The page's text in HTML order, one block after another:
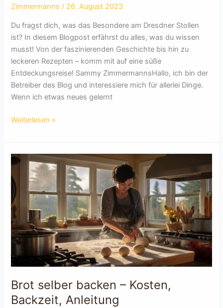
Zimmermanns/ 26. August 2023
Du fragst dich, was das Besondere am Dresdner Stollen
ist? In diesem Blogpost erfährst du alles, was du wissen
musst! Von der faszinierenden Geschichte bis hin zu
leckeren Rezepten – komm mit auf eine süße
Entdeckungsreise! Sammy ZimmermannsHallo, ich bin der
Betreiber des Blog und interessiere mich für allerlei Dinge.
Wenn ich etwas neues gelernt
Das
Geheimnis
des
Dresdner
Stollens:
Alles,
was
du
wissen
musst!
Weiterlesen »
Brot selber backen – Kosten,
Backzeit, Anleitung